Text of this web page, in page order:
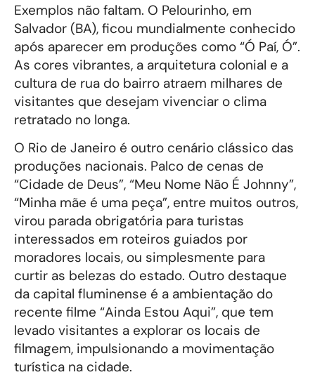
Exemplos não faltam. O Pelourinho, em
Salvador (BA), ficou mundialmente conhecido
após aparecer em produções como “Ó Paí, Ó”.
As cores vibrantes, a arquitetura colonial e a
cultura de rua do bairro atraem milhares de
visitantes que desejam vivenciar o clima
retratado no longa.
O Rio de Janeiro é outro cenário clássico das
produções nacionais. Palco de cenas de
“Cidade de Deus”, “Meu Nome Não É Johnny”,
“Minha mãe é uma peça”, entre muitos outros,
virou parada obrigatória para turistas
interessados em roteiros guiados por
moradores locais, ou simplesmente para
curtir as belezas do estado. Outro destaque
da capital fluminense é a ambientação do
recente filme “Ainda Estou Aqui”, que tem
levado visitantes a explorar os locais de
filmagem, impulsionando a movimentação
turística na cidade.